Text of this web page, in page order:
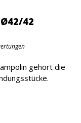
42
gehört die
€